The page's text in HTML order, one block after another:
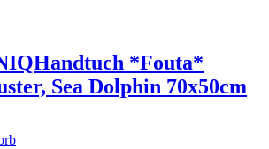
Handtuch *Fouta*
Sea Dolphin 70x50cm